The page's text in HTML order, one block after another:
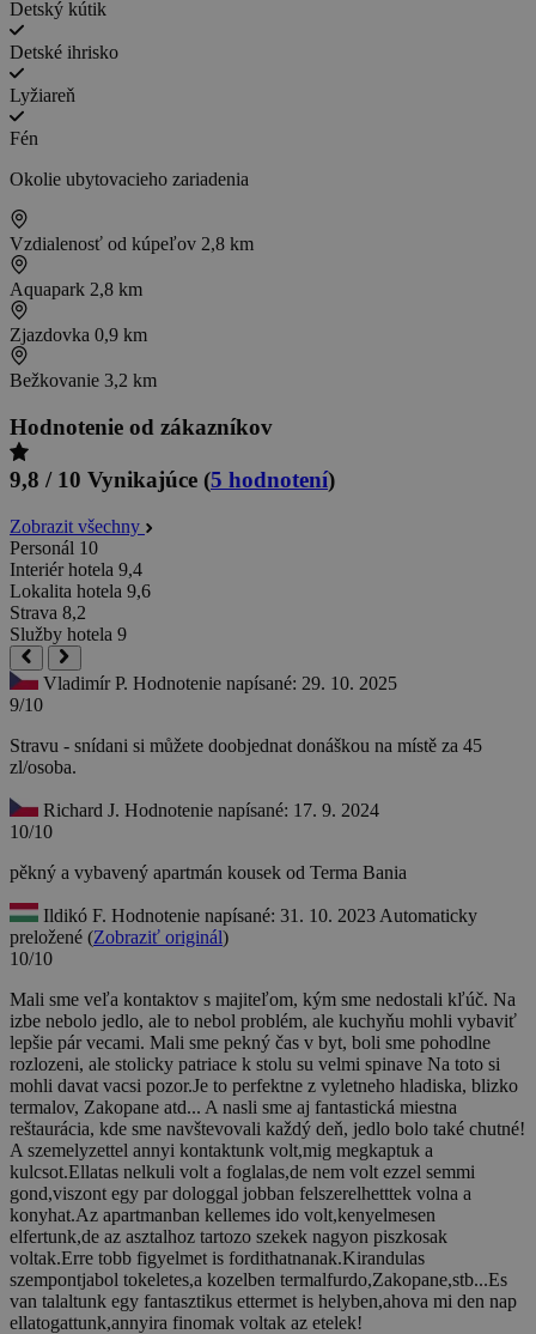
Detský kútik
Detské ihrisko
Lyžiareň
Fén
Okolie ubytovacieho zariadenia
Vzdialenosť od kúpeľov 2,8 km
Aquapark 2,8 km
Zjazdovka 0,9 km
Bežkovanie 3,2 km
Hodnotenie od zákazníkov
9,8 / 10 Vynikajúce (5 hodnotení)
Zobrazit všechny
Personál 10
Interiér hotela 9,4
Lokalita hotela 9,6
Strava 8,2
Služby hotela 9
Vladimír P. Hodnotenie napísané: 29. 10. 2025
9/10
Stravu - snídani si můžete doobjednat donáškou na místě za 45
zl/osoba.
Richard J. Hodnotenie napísané: 17. 9. 2024
10/10
pěkný a vybavený apartmán kousek od Terma Bania
Ildikó F. Hodnotenie napísané: 31. 10. 2023 Automaticky
preložené (Zobraziť originál)
10/10
Mali sme veľa kontaktov s majiteľom, kým sme nedostali kľúč. Na
izbe nebolo jedlo, ale to nebol problém, ale kuchyňu mohli vybaviť
lepšie pár vecami. Mali sme pekný čas v byt, boli sme pohodlne
rozlozeni, ale stolicky patriace k stolu su velmi spinave Na toto si
mohli davat vacsi pozor.Je to perfektne z vyletneho hladiska, blizko
termalov, Zakopane atd... A nasli sme aj fantastická miestna
reštaurácia, kde sme navštevovali každý deň, jedlo bolo také chutné!
A szemelyzettel annyi kontaktunk volt,mig megkaptuk a
kulcsot.Ellatas nelkuli volt a foglalas,de nem volt ezzel semmi
gond,viszont egy par dologgal jobban felszerelhetttek volna a
konyhat.Az apartmanban kellemes ido volt,kenyelmesen
elfertunk,de az asztalhoz tartozo szekek nagyon piszkosak
voltak.Erre tobb figyelmet is fordithatnanak.Kirandulas
szempontjabol tokeletes,a kozelben termalfurdo,Zakopane,stb...Es
van talaltunk egy fantasztikus ettermet is helyben,ahova mi den nap
ellatogattunk,annyira finomak voltak az etelek!